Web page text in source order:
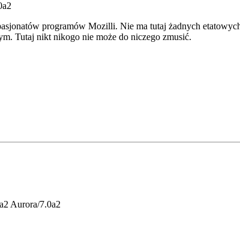
programów Mozilli. Nie ma tutaj żadnych
Tutaj nikt nikogo nie może do niczego zmusić.
Aurora/7.0a2